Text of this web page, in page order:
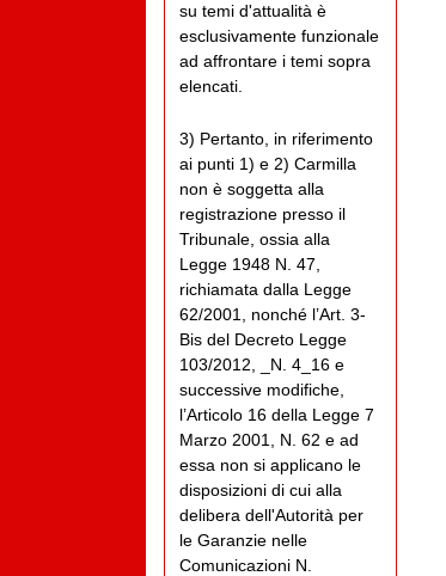
su temi d'attualità è
esclusivamente funzionale
ad affrontare i temi sopra
elencati.
3) Pertanto, in riferimento
ai punti 1) e 2) Carmilla
non è soggetta alla
registrazione presso il
Tribunale, ossia alla
Legge 1948 N. 47,
richiamata dalla Legge
62/2001, nonché l’Art. 3-
Bis del Decreto Legge
103/2012, _N. 4_16 e
successive modifiche,
l’Articolo 16 della Legge 7
Marzo 2001, N. 62 e ad
essa non si applicano le
disposizioni di cui alla
delibera dell'Autorità per
le Garanzie nelle
Comunicazioni N.